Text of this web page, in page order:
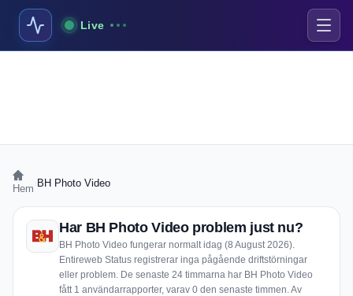
Live
Hem BH Photo Video
Har BH Photo Video problem just nu?
BH Photo Video fungerar normalt idag (8 August 2026).
Entireweb Status registrerar inga pågående driftstörningar
eller problem. De senaste 24 timmarna har BH Photo Video
fått 1 användarrapporter, varav 0 den senaste timmen. Av